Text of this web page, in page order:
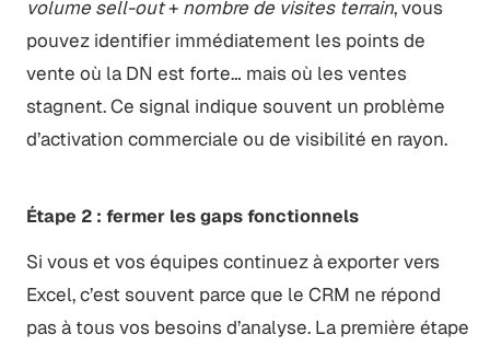
volume sell-out+ nombre de visites terrain, vous
pouvez identifier immédiatement les points de
vente où la DN est forte… mais où les ventes
stagnent. Ce signal indique souvent un problème
d’activation commerciale ou de visibilité en rayon.
Étape 2 : fermer les gaps fonctionnels
Si vous et vos équipes continuez à exporter vers
Excel, c’est souvent parce que le CRM ne répond
pas à tous vos besoins d’analyse. La première étape